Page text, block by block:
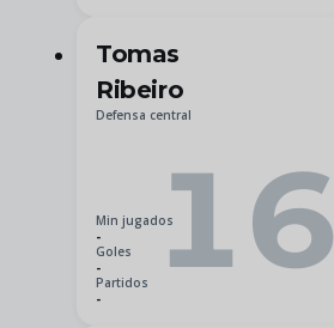
Tomas
Ribeiro
Defensa central
Min jugados
-
Goles
-
Partidos
-
16